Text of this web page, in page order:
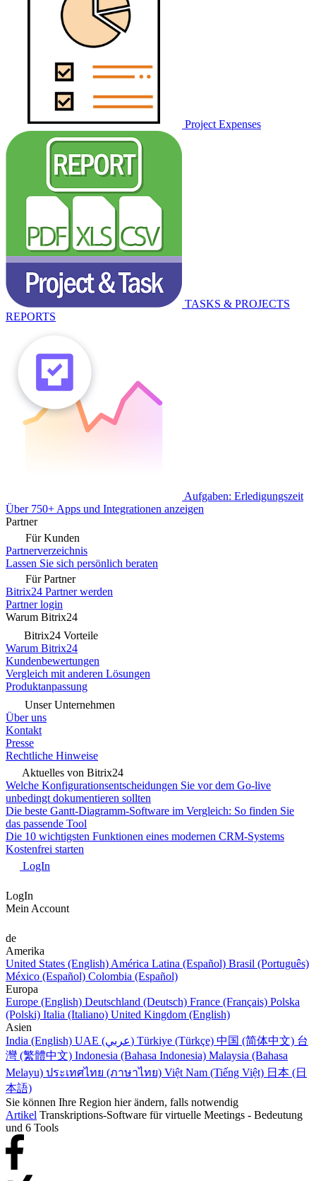
Project Expenses
TASKS & PROJECTS
REPORTS
Aufgaben: Erledigungszeit
Über 750+ Apps und Integrationen anzeigen
Partner
Für Kunden
Partnerverzeichnis
Lassen Sie sich persönlich beraten
Für Partner
Bitrix24 Partner werden
Partner login
Warum Bitrix24
Bitrix24 Vorteile
Warum Bitrix24
Kundenbewertungen
Vergleich mit anderen Lösungen
Produktanpassung
Unser Unternehmen
Über uns
Kontakt
Presse
Rechtliche Hinweise
Aktuelles von Bitrix24
Welche Konfigurationsentscheidungen Sie vor dem Go-live
unbedingt dokumentieren sollten
Die beste Gantt-Diagramm-Software im Vergleich: So finden Sie
das passende Tool
Die 10 wichtigsten Funktionen eines modernen CRM-Systems
Kostenfrei starten
LogIn
LogIn
Mein Account
de
Amerika
United States (English) América Latina (Español) Brasil (Português)
México (Español) Colombia (Español)
Europa
Europe (English) Deutschland (Deutsch) France (Français) Polska
(Polski) Italia (Italiano) United Kingdom (English)
Asien
India (English)
UAE (عربي) Türkiye (Türkçe) 中国 (简体中文) 台
灣 (繁體中文) Indonesia (Bahasa Indonesia) Malaysia (Bahasa
Melayu) ประเทศไทย (ภาษาไทย) Việt Nam (Tiếng Việt) 日本 (日
本語)
Sie können Ihre Region hier ändern, falls notwendig
Artikel Transkriptions-Software für virtuelle Meetings - Bedeutung
und 6 Tools